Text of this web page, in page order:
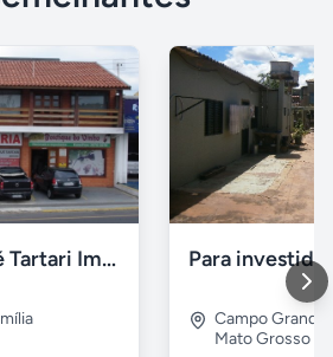
Imobiliária Josué Tartari Imóveis Louveira Vinhedo Para
Campo Grande
Mato Grosso